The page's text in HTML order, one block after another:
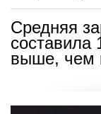
Средняя
составила
выше, чем